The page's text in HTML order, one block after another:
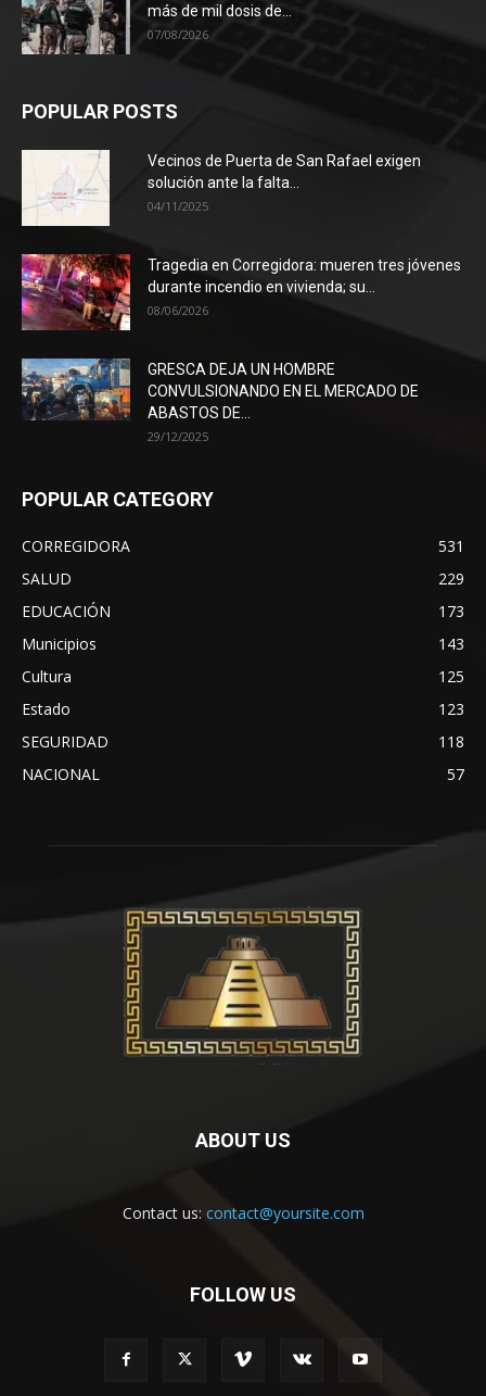
más de mil dosis de...
07/08/2026
POPULAR POSTS
Vecinos de Puerta de San Rafael exigen
solución ante la falta...
04/11/2025
Tragedia en Corregidora: mueren tres jóvenes
durante incendio en vivienda; su...
08/06/2026
GRESCA DEJA UN HOMBRE
CONVULSIONANDO EN EL MERCADO DE
ABASTOS DE...
29/12/2025
POPULAR CATEGORY
CORREGIDORA
531
SALUD
229
EDUCACIÓN
173
Municipios
143
Cultura
125
Estado
123
SEGURIDAD
118
NACIONAL
57
ABOUT US
Contact us: contact@yoursite.com
FOLLOW US